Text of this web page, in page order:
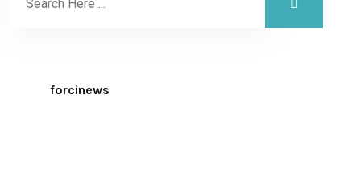
forcinews